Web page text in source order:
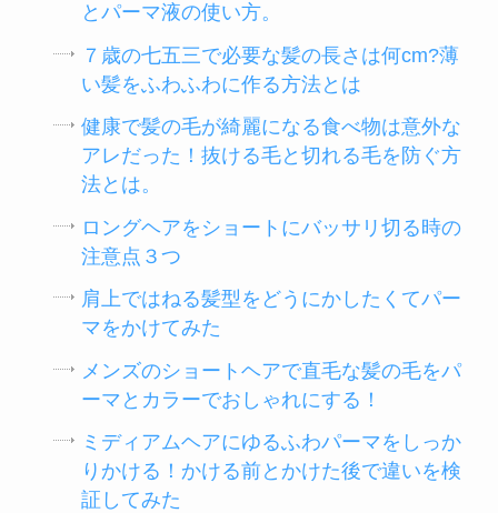
とパーマ液の使い方。
７歳の七五三で必要な髪の長さは何cm?薄
い髪をふわふわに作る方法とは
健康で髪の毛が綺麗になる食べ物は意外な
アレだった！抜ける毛と切れる毛を防ぐ方
法とは。
ロングヘアをショートにバッサリ切る時の
注意点３つ
肩上ではねる髪型をどうにかしたくてパー
マをかけてみた
メンズのショートヘアで直毛な髪の毛をパ
ーマとカラーでおしゃれにする！
ミディアムヘアにゆるふわパーマをしっか
りかける！かける前とかけた後で違いを検
証してみた